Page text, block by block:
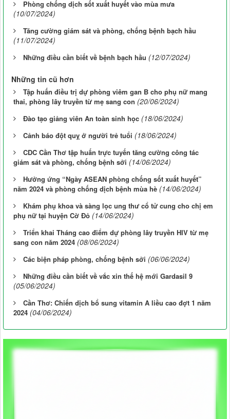
Phòng chống dịch sốt xuất huyết vào mùa mưa
(10/07/2024)
Tăng cường giám sát và phòng, chống bệnh bạch hầu
(11/07/2024)
Những điều cần biết về bệnh bạch hầu (12/07/2024)
Những tin cũ hơn
Tập huấn điều trị dự phòng viêm gan B cho phụ nữ mang
thai, phòng lây truyền từ mẹ sang con (20/06/2024)
Đào tạo giảng viên An toàn sinh học (18/06/2024)
Cảnh báo đột quỵ ở người trẻ tuổi (18/06/2024)
CDC Cần Thơ tập huấn trực tuyến tăng cường công tác
giám sát và phòng, chống bệnh sởi (14/06/2024)
Hưởng ứng “Ngày ASEAN phòng chống sốt xuất huyết”
năm 2024 và phòng chống dịch bệnh mùa hè (14/06/2024)
Khám phụ khoa và sàng lọc ung thư cổ tử cung cho chị em
phụ nữ tại huyện Cờ Đỏ (14/06/2024)
Triển khai Tháng cao điểm dự phòng lây truyền HIV từ mẹ
sang con năm 2024 (08/06/2024)
Các biện pháp phòng, chống bệnh sởi (06/06/2024)
Những điều cần biết về vắc xin thế hệ mới Gardasil 9
(05/06/2024)
Cần Thơ: Chiến dịch bổ sung vitamin A liều cao đợt 1 năm
2024 (04/06/2024)